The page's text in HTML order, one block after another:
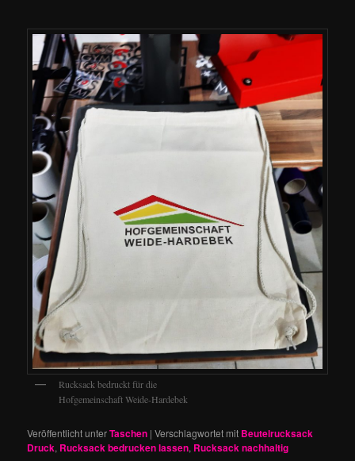
Rucksack bedruckt für die
Hofgemeinschaft Weide-Hardebek
Veröffentlicht unterTaschen |Verschlagwortet mit Beutelrucksack
Druck, Rucksack bedrucken lassen, Rucksack nachhaltig